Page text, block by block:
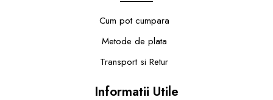
Cum pot cumpara
Metode de plata
Transport si Retur
Informatii Utile